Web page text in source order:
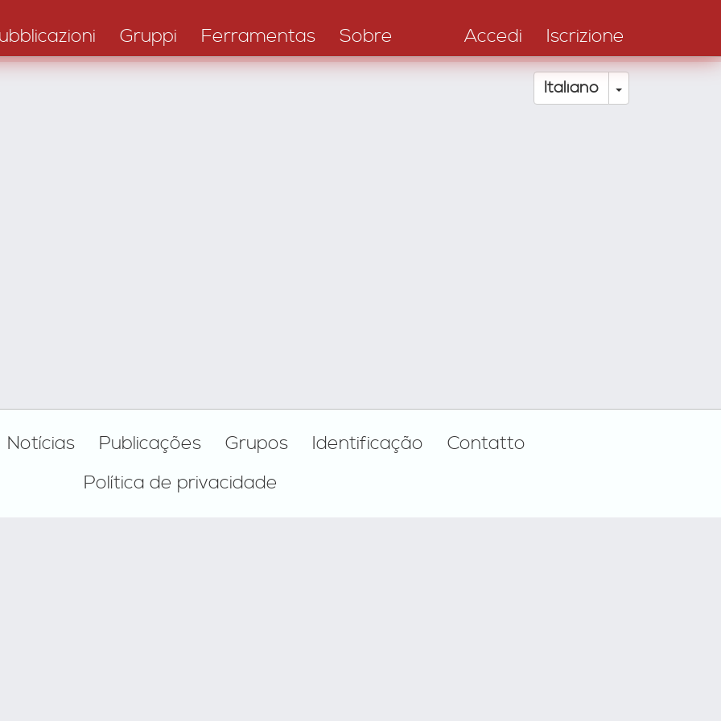
Gruppi Ferramentas Sobre Accedi Iscrizione
Italiano Toggle
Notícias Publicações Grupos Identificação
Contatto
Política de privacidade